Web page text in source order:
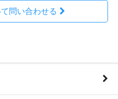
問い合わせる